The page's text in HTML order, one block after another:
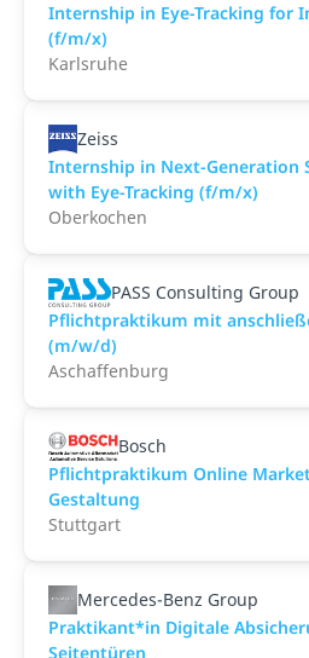
Internship in Eye-Tracking for
(f/m/x)
Karlsruhe
Zeiss
Internship in Next-Generation
with Eye-Tracking (f/m/x)
Oberkochen
PASS Consulting Group
Pflichtpraktikum mit
(m/w/d)
Aschaffenburg
Bosch
Pflichtpraktikum Online
Gestaltung
Stuttgart
Mercedes-Benz Group
Praktikant*in Digitale
Seitentüren